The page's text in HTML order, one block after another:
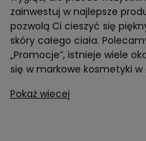
zainwestuj w najlepsze
pozwolą Ci cieszyć się
skóry całego ciała.
„Promocje”, istnieje wiele
się w markowe kosmetyki w
Pokaż więcej